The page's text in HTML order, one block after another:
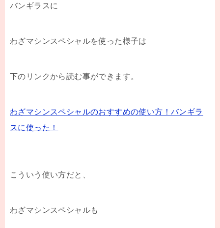
バンギラスに
わざマシンスペシャルを使った様子は
下のリンクから読む事ができます。
わざマシンスペシャルのおすすめの使い方！バンギラ
スに使った！
こういう使い方だと、
わざマシンスペシャルも